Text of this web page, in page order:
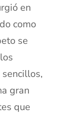
en
como
se
gran
que